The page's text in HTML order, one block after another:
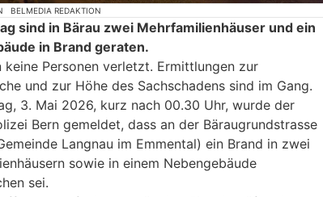
BELMEDIA REDAKTION
sind in Bärau zwei Mehrfamilienhäuser und ein
in Brand geraten.
keine Personen verletzt. Ermittlungen zur
und zur Höhe des Sachschadens sind im Gang.
3. Mai 2026, kurz nach 00.30 Uhr, wurde der
Bern gemeldet, dass an der Bäraugrundstrasse
Langnau im Emmental) ein Brand in zwei
sowie in einem Nebengebäude
sei.